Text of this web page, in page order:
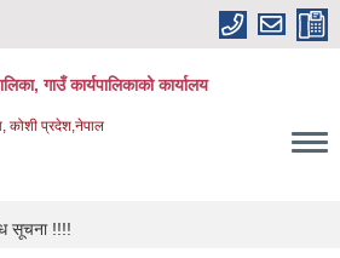
गाउँ कार्यपालिकाको कार्यालय
कोशी प्रदेश,नेपाल
सूचना !!!!